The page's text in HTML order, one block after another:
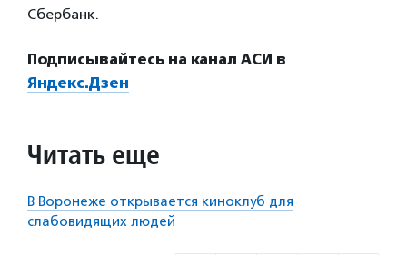
Сбербанк.
Подписывайтесь на канал АСИ в
Яндекс.Дзен
Читать еще
В Воронеже открывается киноклуб для
слабовидящих людей